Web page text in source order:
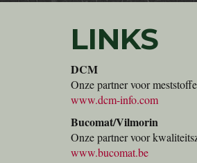
LINKS
DCM
Onze partner voor
www.dcm-info.com
Bucomat/Vilmorin
Onze partner voor
www.bucomat.be